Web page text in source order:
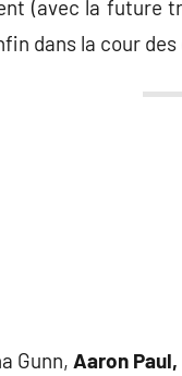
(avec la future
dans la cour des
Gunn, Aaron Paul,